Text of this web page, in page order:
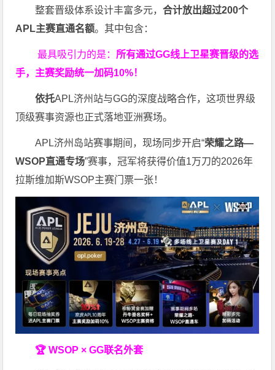
整套晋级体系设计丰富多元，合计放出超过200个
APL主赛直通名额。其中包含：
最具吸引力的是： 所有通过GG线上卫星赛晋级的选
手，主赛奖励统一加码10%！
依托APL济州站与GG的深度战略合作，这项世界级
顶级赛事资源也正式落地亚洲赛场。
APL济州岛站赛事期间，现场同步开启“荣耀之路—
WSOP直通专场”赛事，冠军将获得价值1万刀的2026年
拉斯维加斯WSOP主赛门票一张！
🏆 WSOP × GG联名外套